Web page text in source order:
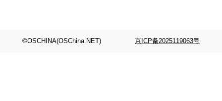
©OSCHINA(OSChina.NET) 京ICP备2025119063号